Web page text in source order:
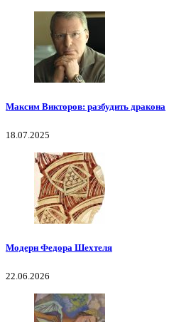
Максим Викторов: разбудить дракона
18.07.2025
Модерн Федора Шехтеля
22.06.2026